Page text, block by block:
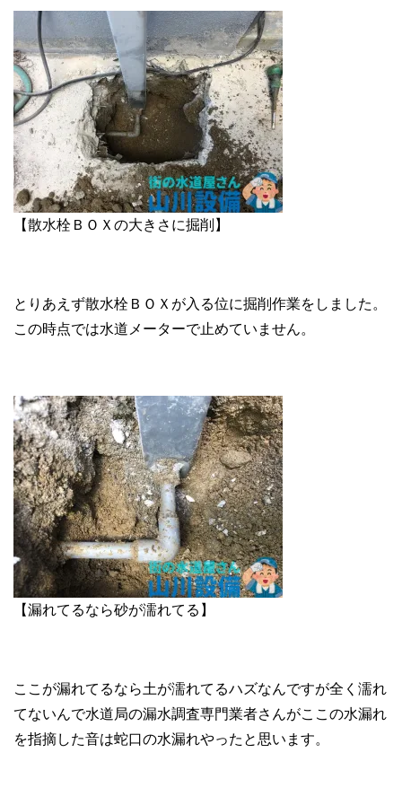
【散水栓ＢＯＸの大きさに掘削】
とりあえず散水栓ＢＯＸが入る位に掘削作業をしました。
この時点では水道メーターで止めていません。
【漏れてるなら砂が濡れてる】
ここが漏れてるなら土が濡れてるハズなんですが全く濡れ
てないんで水道局の漏水調査専門業者さんがここの水漏れ
を指摘した音は蛇口の水漏れやったと思います。